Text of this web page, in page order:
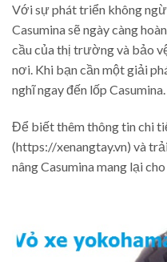
Với sự phát triển không
Casumina sẽ ngày càng
cầu của thị trường và bảo
nơi. Khi bạn cần một giải
nghĩ ngay đến lốp Casumina.
Để biết thêm thông tin chi
(https://xenangtay.vn) và
nâng Casumina mang lại